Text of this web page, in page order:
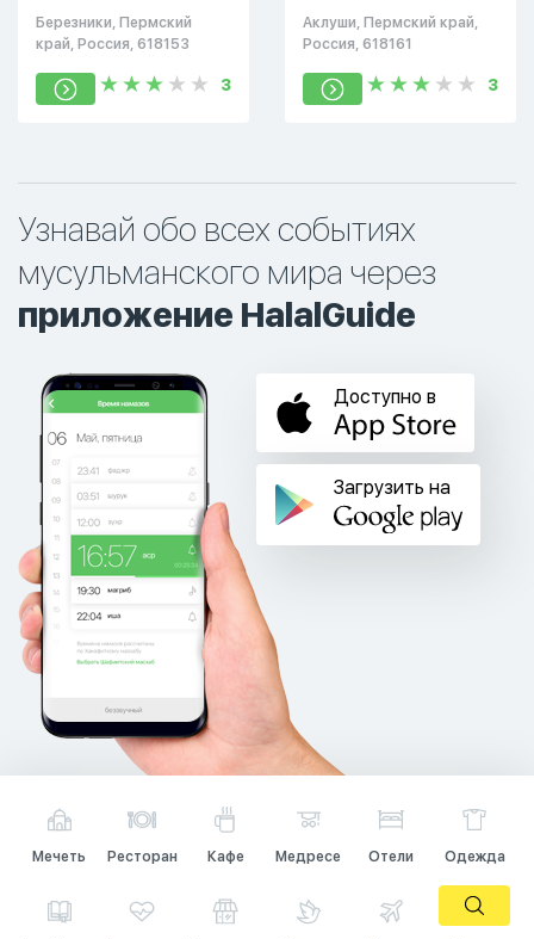
Березниках
Березники, Пермский
край, Россия, 618153
3
Аклуши, Пермский край,
Россия, 618161
3
Узнавай обо всех событиях
мусульманского мира через
приложение HalalGuide
Доступно в
Загрузить на
Мечеть Ресторан Кафе Медресе Отели Одежда